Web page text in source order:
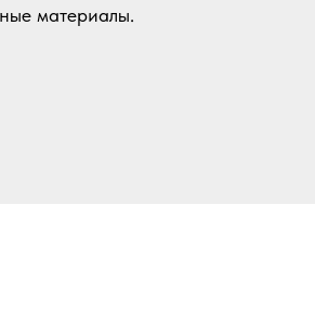
материалы.